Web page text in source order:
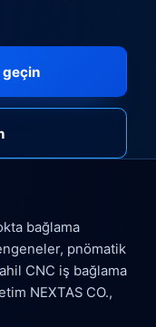
bağlama
pnömatik
CNC iş bağlama
NEXTAS CO.,